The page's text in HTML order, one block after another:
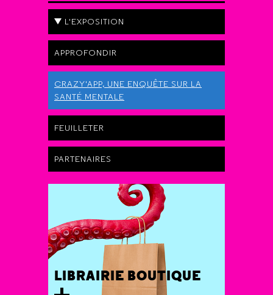
L'EXPOSITION
APPROFONDIR
CRAZY'APP, UNE ENQUÊTE SUR LA
SANTÉ MENTALE
FEUILLETER
PARTENAIRES
LIBRAIRIE BOUTIQUE